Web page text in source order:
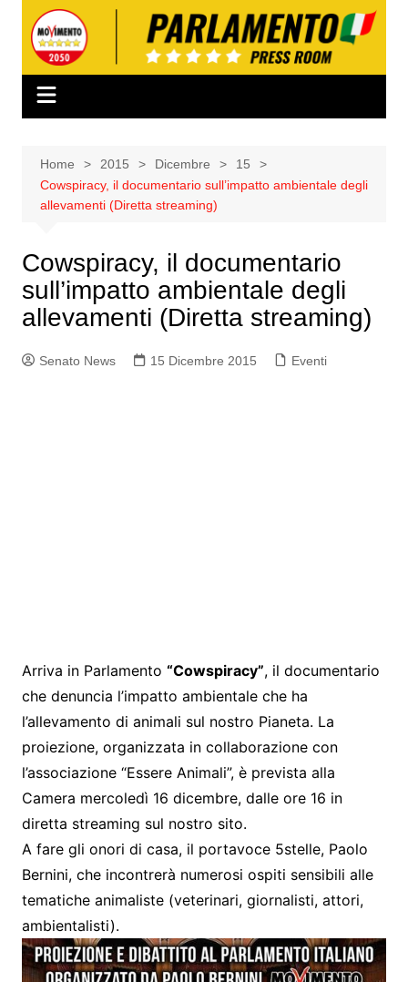
contenuto
Home 2015 Dicembre
15
Cowspiracy, il documentario sull’impatto ambientale degli
allevamenti (Diretta streaming)
Cowspiracy, il documentario
sull’impatto ambientale degli
allevamenti (Diretta streaming)
Senato News 15 Dicembre 2015 Eventi
Arriva in Parlamento “Cowspiracy”, il documentario
che denuncia l’impatto ambientale che ha
l’allevamento di animali sul nostro Pianeta. La
proiezione, organizzata in collaborazione con
l’associazione “Essere Animali”, è prevista alla
Camera mercoledì 16 dicembre, dalle ore 16 in
diretta streaming sul nostro sito.
A fare gli onori di casa, il portavoce 5stelle, Paolo
Bernini, che incontrerà numerosi ospiti sensibili alle
tematiche animaliste (veterinari, giornalisti, attori,
ambientalisti).